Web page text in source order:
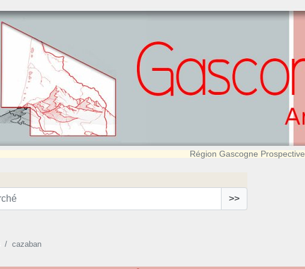
Région Gascogne Prospective
>>
cazaban